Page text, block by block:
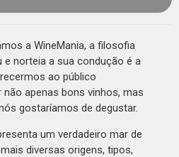
a WineMania, a filosofia
e norteia a sua condução é a
ao público
apenas bons vinhos, mas
gostaríamos de degustar.
um verdadeiro mar de
diversas origens, tipos,